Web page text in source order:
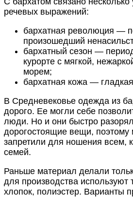
речевых выражений:
бархатная революция —
произошедший
бархатный сезон —
курорте с мягкой,
морем;
бархатная кожа —
В Средневековье одежда из
дорого. Ее могли себе
люди. Но и они быстро
дорогостоящие вещи, поэтому
запретили для ношения всем,
семей.
Раньше материал делали
для производства используют
хлопок, полиэстер. Варианты